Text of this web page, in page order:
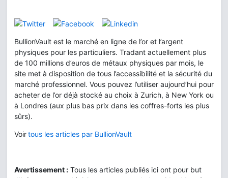
BullionVault est le marché en ligne de l’or et l’argent
physiques pour les particuliers. Tradant actuellement plus
de 100 millions d’euros de métaux physiques par mois, le
site met à disposition de tous l’accessibilité et la sécurité du
marché professionnel. Vous pouvez l’utiliser aujourd’hui pour
acheter de l’or déjà stocké au choix à Zurich, à New York ou
à Londres (aux plus bas prix dans les coffres-forts les plus
sûrs).
Voirtous les articles par BullionVault
Avertissement : Tous les articles publiés ici ont pour but